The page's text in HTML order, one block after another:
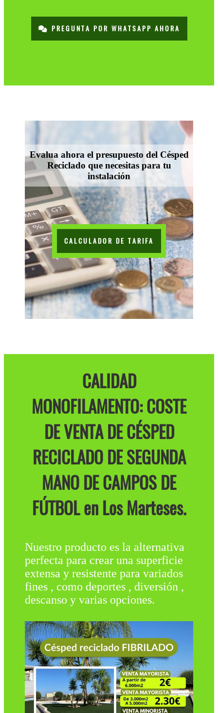
PREGUNTA POR WHATSAPP AHORA
Evalua ahora el presupuesto del Césped
Reciclado que necesitas para tu
instalación
CALCULADOR DE TARIFA
CALIDAD
MONOFILAMENTO: COSTE
DE VENTA DE CÉSPED
RECICLADO DE SEGUNDA
MANO DE CAMPOS DE
FÚTBOL en Los Marteses.
Nuestro producto es la alternativa
perfecta para crear una superficie
extensa y resistente para variados
fines , como deportes , diversión ,
descanso y varias opciones.